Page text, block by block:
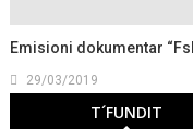
Emisioni dokumentar
29/03/2019
T´FUNDIT